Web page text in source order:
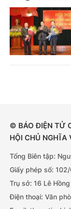
© BÁO ĐIỆN TỬ
HỘI CHỦ NGHĨA
Tổng Biên tập:
Giấy phép số:
Trụ sở: 16 Lê
Điện thoại: Văn